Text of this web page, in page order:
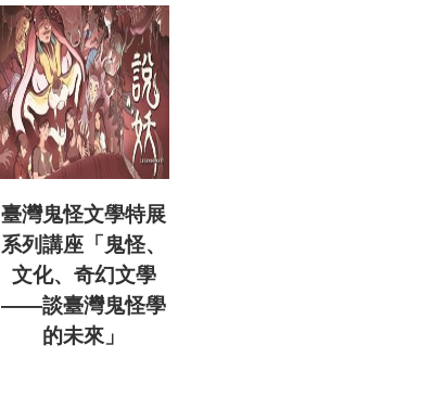
臺灣鬼怪文學特展
系列講座「鬼怪、
文化、奇幻文學
——談臺灣鬼怪學
的未來」